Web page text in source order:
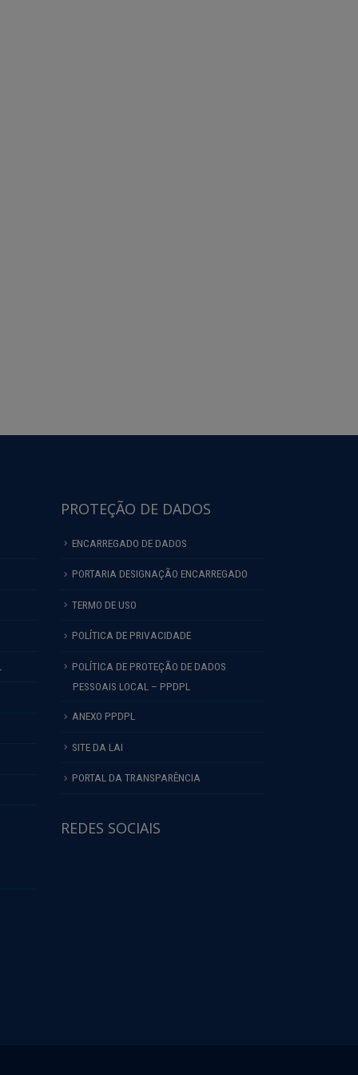
PROTEÇÃO DE DADOS
ENCARREGADO DE DADOS
PORTARIA DESIGNAÇÃO ENCARREGADO
TERMO DE USO
POLÍTICA DE PRIVACIDADE
POLÍTICA DE PROTEÇÃO DE DADOS
PESSOAIS LOCAL – PPDPL
ANEXO PPDPL
SITE DA LAI
PORTAL DA TRANSPARÊNCIA
REDES SOCIAIS